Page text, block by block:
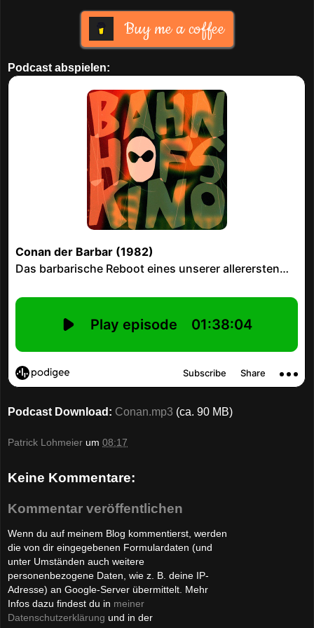
Buy me a coffee
Podcast abspielen:
Podcast Download: Conan.mp3 (ca. 90 MB)
Patrick Lohmeier um 08:17
Keine Kommentare:
Kommentar veröffentlichen
Wenn du auf meinem Blog kommentierst, werden
die von dir eingegebenen Formulardaten (und
unter Umständen auch weitere
personenbezogene Daten, wie z. B. deine IP-
Adresse) an Google-Server übermittelt. Mehr
Infos dazu findest du in meiner
Datenschutzerklärung und in der